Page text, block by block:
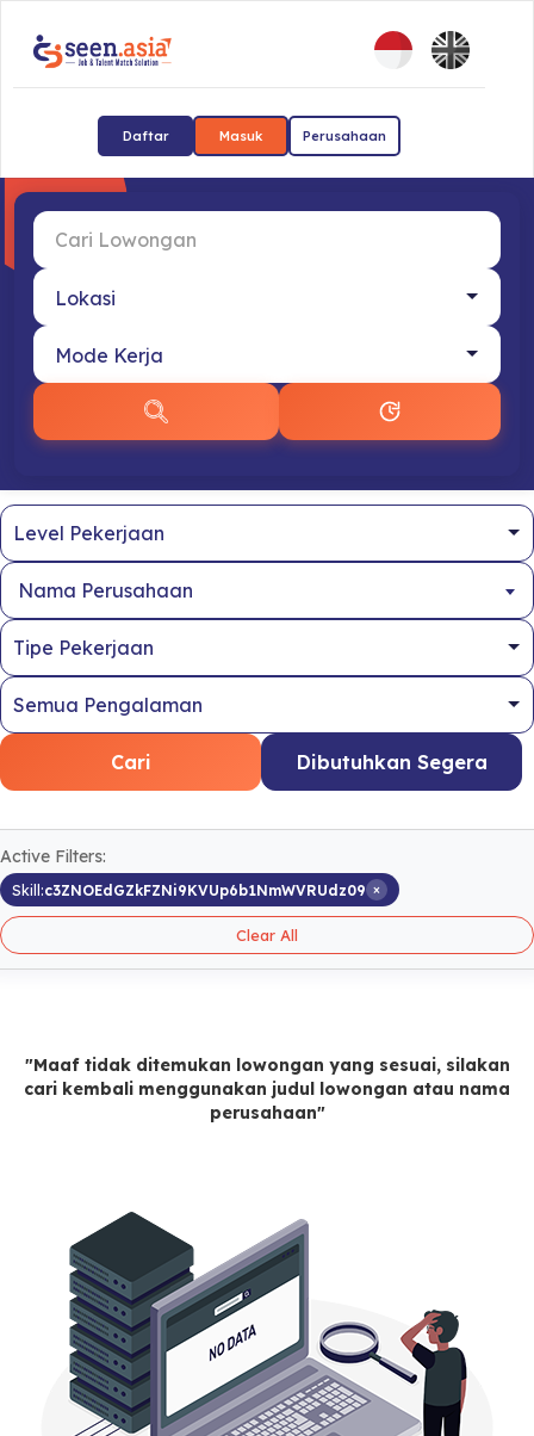
Daftar Masuk Perusahaan
Nama Perusahaan
Cari Dibutuhkan Segera
Active Filters:
Skill:c3ZNOEdGZkFZNi9KVUp6b1NmWVRUdz09 ×
Clear All
"Maaf tidak ditemukan lowongan yang sesuai, silakan
cari kembali menggunakan judul lowongan atau nama
perusahaan"